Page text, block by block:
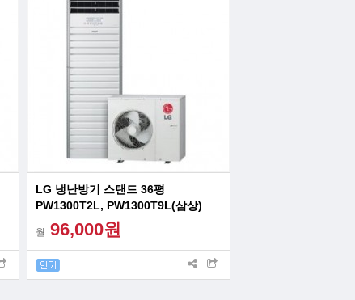
LG 냉난방기 스탠드 36평
PW1300T2L, PW1300T9L(삼상)
월 96,000원